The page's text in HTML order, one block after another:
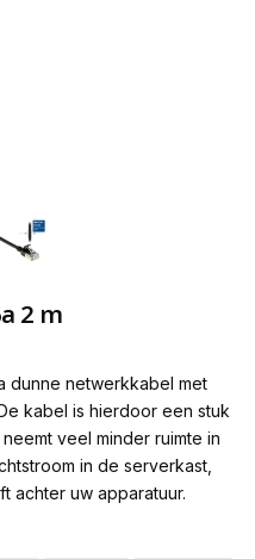
2 m
dunne netwerkkabel met
kabel is hierdoor een stuk
veel minder ruimte in
in de serverkast,
achter uw apparatuur.